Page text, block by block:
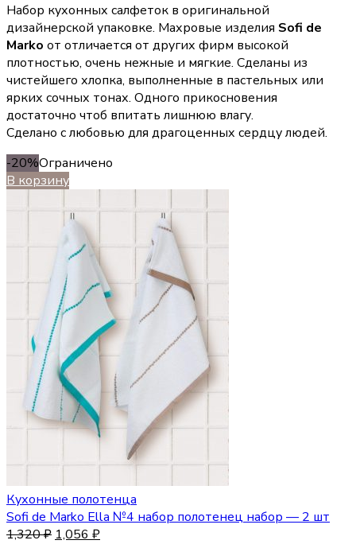
Набор кухонных салфеток в оригинальной
дизайнерской упаковке. Махровые изделия Sofi de
Marko от отличается от других фирм высокой
плотностью, очень нежные и мягкие. Сделаны из
чистейшего хлопка, выполненные в пастельных или
ярких сочных тонах. Одного прикосновения
достаточно чтоб впитать лишнюю влагу.
Сделано с любовью для драгоценных сердцу людей.
-20%Ограничено
В корзину
Кухонные полотенца
Sofi de Marko Ella №4 набор полотенец набор — 2 шт
1,320₽ 1,056 ₽